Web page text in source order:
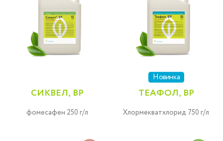
СИКВЕЛ, ВР
фомесафен 250 г/л
Новинка
ТЕАФОЛ, ВР
Хлормекватхлорид 750 г/л